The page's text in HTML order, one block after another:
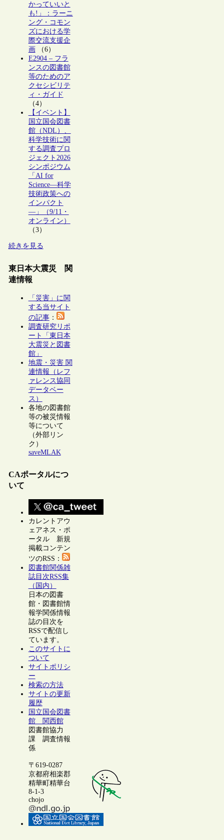
かっていいと
も!」：ラーニ
ング・コモン
ズにおける学
際交流支援企
画 （6）
E2904 – フラ
ンスの図書館
等のためのア
クセシビリテ
ィ・ガイド
（4）
【イベント】
国立国会図書
館（NDL）、
科学技術に関
する調査プロ
ジェクト2026
シンポジウム
「AI for
Science―科学
技術政策への
インパクト
―」（9/11・
オンライン）
（3）
続きを見る
東日本大震災 関
連情報
「災害」に関
する当サイト
の記事：
調査研究リポ
ート「東日本
大震災と図書
館」
地震・災害 関
連情報（レフ
ァレンス協同
データベー
ス）
各地の図書館
等の被災情報
等について
（外部リン
ク）
saveMLAK
CAポータルにつ
いて
カレントアウ
ェアネス・ポ
ータル 新規
掲載コンテン
ツのRSS：
図書館関係雑
誌目次RSS集
（国内）
日本の図書
館・図書館情
報学関係情報
誌の目次を
RSSで配信し
ています。
このサイトに
ついて
サイトポリシ
ー
検索の方法
サイトの更新
履歴
国立国会図書
館 関西館
図書館協力
課 調査情報
係
〒619-0287
京都府相楽郡
精華町精華台
8-1-3
chojo